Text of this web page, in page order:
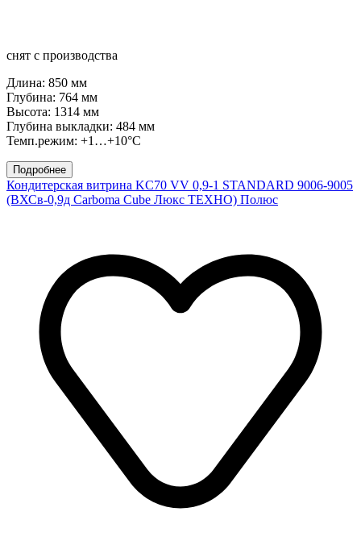
снят с производства
Длина: 850 мм
Глубина: 764 мм
Высота: 1314 мм
Глубина выкладки: 484 мм
Темп.режим: +1…+10°C
Подробнее
Кондитерская витрина KC70 VV 0,9-1 STANDARD 9006-9005
(ВХСв-0,9д Carboma Cube Люкс ТЕХНО) Полюс